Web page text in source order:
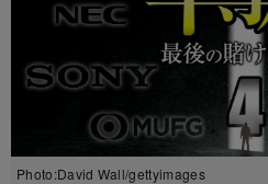
Photo:David Wall/gettyimages